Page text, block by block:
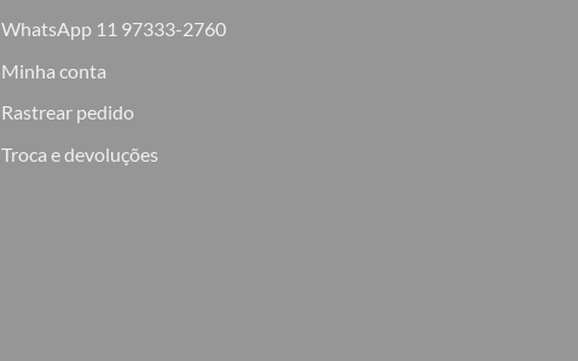
WhatsApp 11 97333-2760
Minha conta
Rastrear pedido
Troca e devoluções